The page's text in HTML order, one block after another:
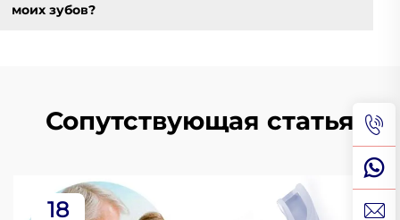
моих зубов?
Сопутствующая статья
18